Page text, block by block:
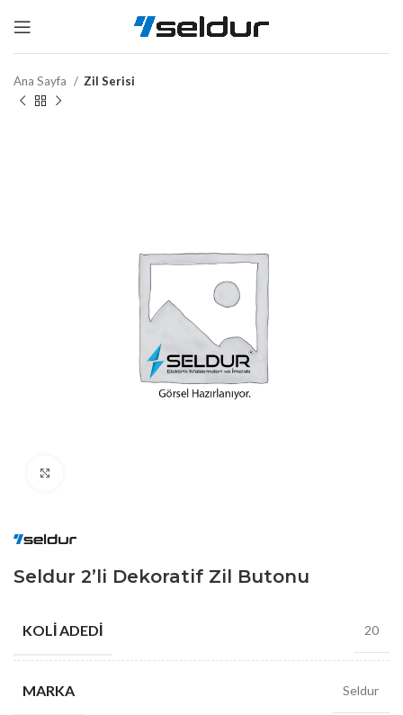
Ana Sayfa Zil Serisi
Seldur 2’li Dekoratif Zil Butonu
KOLI ADEDI 20
MARKA Seldur